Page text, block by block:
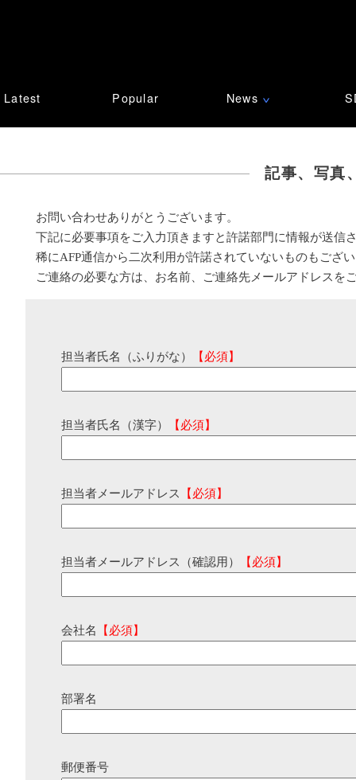
Latest Popular News ∨
記事、写真
お問い合わせありがとうございます。
下記に必要事項をご入力頂きますと許諾部門に情報が送信
稀にAFP通信から二次利用が許諾されていないものもござ
ご連絡の必要な方は、お名前、ご連絡先メールアドレスを
担当者氏名（ふりがな） 【必須】
担当者氏名（漢字） 【必須】
担当者メールアドレス 【必須】
担当者メールアドレス（確認用） 【必須】
会社名 【必須】
部署名
郵便番号